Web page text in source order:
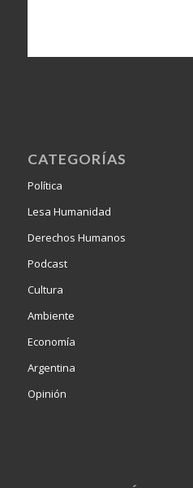
CATEGORÍAS
Política
Lesa Humanidad
Derechos Humanos
Podcast
Cultura
Ambiente
Economía
Argentina
Opinión